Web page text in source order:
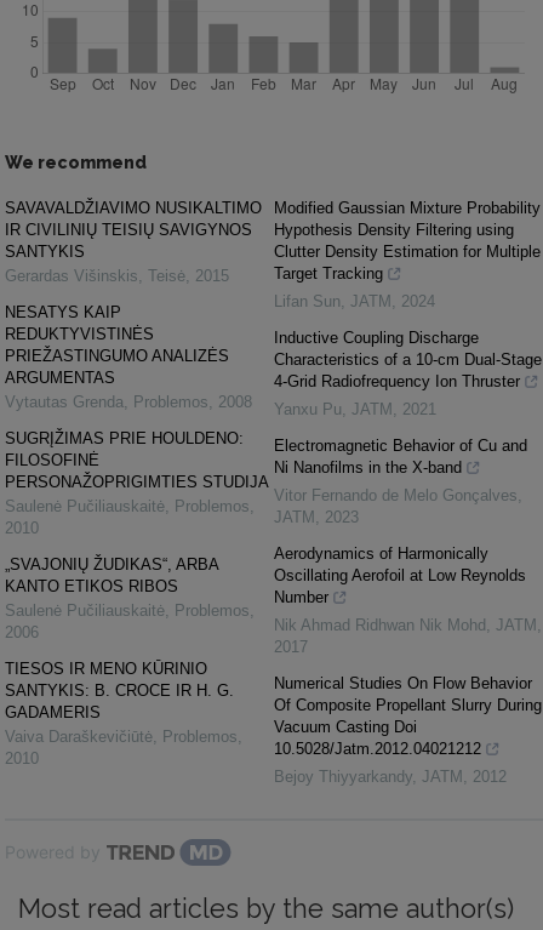
We recommend
SAVAVALDŽIAVIMO NUSIKALTIMO
IR CIVILINIŲ TEISIŲ SAVIGYNOS
SANTYKIS
Gerardas Višinskis, Teisė, 2015
NESATYS KAIP
REDUKTYVISTINĖS
PRIEŽASTINGUMO ANALIZĖS
ARGUMENTAS
Vytautas Grenda, Problemos, 2008
SUGRĮŽIMAS PRIE HOULDENO:
FILOSOFINĖ
PERSONAŽOPRIGIMTIES STUDIJA
Saulenė Pučiliauskaitė, Problemos,
2010
„SVAJONIŲ ŽUDIKAS“, ARBA
KANTO ETIKOS RIBOS
Saulenė Pučiliauskaitė, Problemos,
2006
TIESOS IR MENO KŪRINIO
SANTYKIS: B. CROCE IR H. G.
GADAMERIS
Vaiva Daraškevičiūtė, Problemos,
2010
Modified Gaussian Mixture Probability
Hypothesis Density Filtering using
Clutter Density Estimation for Multiple
Target Tracking
Lifan Sun, JATM , 2024
Inductive Coupling Discharge
Characteristics of a 10-cm Dual-Stage
4-Grid Radiofrequency Ion Thruster
Yanxu Pu, JATM , 2021
Electromagnetic Behavior of Cu and
Ni Nanofilms in the X-band
Vitor Fernando de Melo Gonçalves,
JATM , 2023
Aerodynamics of Harmonically
Oscillating Aerofoil at Low Reynolds
Number
Nik Ahmad Ridhwan Nik Mohd , JATM ,
2017
Numerical Studies On Flow Behavior
Of Composite Propellant Slurry During
Vacuum Casting Doi
10.5028/Jatm.2012.04021212
Bejoy Thiyyarkandy, JATM , 2012
Powered by
Most read articles by the same author(s)